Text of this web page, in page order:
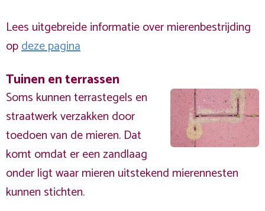
Lees uitgebreide informatie over mierenbestrijding
opdeze pagina
Tuinen en terrassen
Soms kunnen terrastegels en
straatwerk verzakken door
toedoen van de mieren. Dat
komt omdat er een zandlaag
onder ligt waar mieren uitstekend mierennesten
kunnen stichten.